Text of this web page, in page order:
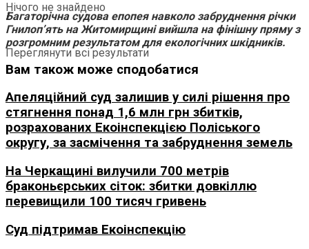
Нічого не знайдено
Переглянути всі результати
Багаторічна судова епопея навколо забруднення річки
Гнилоп’ять на Житомирщині вийшла на фінішну пряму з
розгромним результатом для екологічних шкідників.
Вам також може сподобатися
Апеляційний суд залишив у силі рішення про
стягнення понад 1,6 млн грн збитків,
розрахованих Екоінспекцією Поліського
округу, за засмічення та забруднення земель
На Черкащині вилучили 700 метрів
браконьєрських сіток: збитки довкіллю
перевищили 100 тисяч гривень
Суд підтримав Екоінспекцію